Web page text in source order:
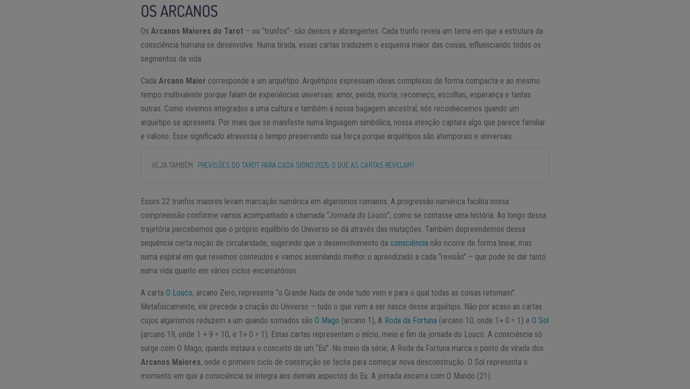
OS ARCANOS
Os Arcanos Maiores do Tarot – ou “trunfos”- são densos e abrangentes. Cada trunfo revela um tema em que a estrutura da
consciência humana se desenvolve. Numa tirada, essas cartas traduzem o esquema maior das coisas, influenciando todos os
segmentos da vida.
Cada Arcano Maior corresponde a um arquétipo. Arquétipos expressam ideias complexas de forma compacta e ao mesmo
tempo multivalente porque falam de experiências universais: amor, perda, morte, recomeço, escolhas, esperança e tantas
outras. Como vivemos integrados a uma cultura e também à nossa bagagem ancestral, nós reconhecemos quando um
arquétipo se apresenta. Por mais que se manifeste numa linguagem simbólica, nossa atenção captura algo que parece familiar
e valioso. Esse significado atravessa o tempo preservando sua força porque arquétipos são atemporais e universais.
VEJA TAMBÉM PREVISÕES DO TAROT PARA CADA SIGNO 2025: O QUE AS CARTAS REVELAM?
Esses 22 trunfos maiores levam marcação numérica em algarismos romanos. A progressão numérica facilita nossa
compreensão conforme vamos acompanhado a chamada “Jornada do Louco”, como se contasse uma história. Ao longo dessa
trajetória percebemos que o próprio equilíbrio do Universo se dá através das mutações. Também depreendemos dessa
sequência certa noção de circularidade, sugerindo que o desenvolvimento daconsciência não ocorre de forma linear, mas
numa espiral em que revemos conteúdos e vamos assimilando melhor o aprendizado a cada “revisão” – que pode se dar tanto
numa vida quanto em vários ciclos encarnatórios.
A cartaO Louco, arcano Zero, representa “o Grande Nada de onde tudo vem e para o qual todas as coisas retornam”.
Metafisicamente, ele precede a criação do Universo – tudo o que vem a ser nasce desse arquétipo. Não por acaso as cartas
cujos algarismos reduzem a um quando somados sãoO Mago (arcano 1), A Roda da Fortuna (arcano 10, onde 1+ 0 = 1) eO Sol
(arcano 19, onde 1 + 9 = 10, e 1+ 0 = 1). Estas cartas representam o início, meio e fim da jornada do Louco. A consciência só
surge com O Mago, quando instaura o conceito de um “Eu”. No meio da série, A Roda da Fortuna marca o ponto de virada dos
Arcanos Maiores, onde o primeiro ciclo de construção se fecha para começar nova desconstrução. O Sol representa o
momento em que a consciência se integra aos demais aspectos do Eu. A jornada encerra com O Mundo (21).